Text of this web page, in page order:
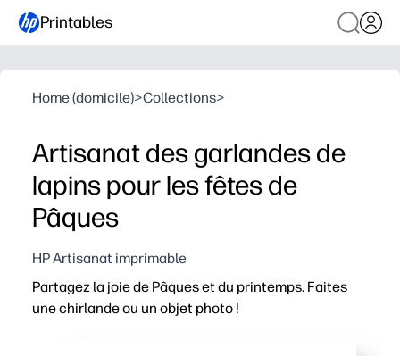
Printables
Home (domicile)>Collections>
Artisanat des garlandes de
lapins pour les fêtes de
Pâques
HP Artisanat imprimable
Partagez la joie de Pâques et du printemps. Faites
une chirlande ou un objet photo !